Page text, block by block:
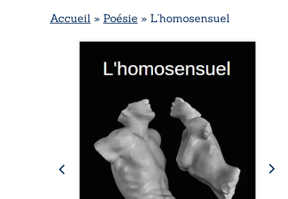
Accueil » Poésie » L’homosensuel